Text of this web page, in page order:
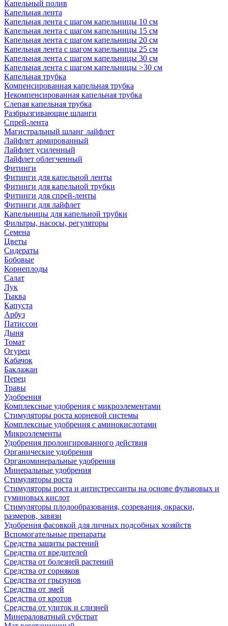
Капельный полив
Капельная лента
Капельная лента с шагом капельницы 10 см
Капельная лента с шагом капельницы 15 см
Капельная лента с шагом капельницы 20 см
Капельная лента с шагом капельницы 25 см
Капельная лента с шагом капельницы 30 см
Капельная лента с шагом капельницы >30 см
Капельная трубка
Компенсированная капельная трубка
Некомпенсированная капельная трубка
Слепая капельная трубка
Разбрызгивающие шланги
Спрей-лента
Магистральный шланг лайфлет
Лайфлет армированный
Лайфлет усиленный
Лайфлет облегченный
Фитинги
Фитинги для капельной ленты
Фитинги для капельной трубки
Фитинги для спрей-ленты
Фитинги для лайфлет
Капельницы для капельной трубки
Фильтры, насосы, регуляторы
Семена
Цветы
Сидераты
Бобовые
Корнеплоды
Салат
Лук
Тыква
Капуста
Арбуз
Патиссон
Дыня
Томат
Огурец
Кабачок
Баклажан
Перец
Травы
Удобрения
Комплексные удобрения с микроэлементами
Стимуляторы роста корневой системы
Комплексные удобрения с аминокислотами
Микроэлементы
Удобрения пролонгированного действия
Органические удобрения
Органоминеральные удобрения
Минеральные удобрения
Стимуляторы роста
Стимуляторы роста и антистрессанты на основе фульвовых и
гуминовых кислот
Стимуляторы плодообразования, созревания, окраски,
размеров, завязи
Удобрения фасовкой для личных подсобных хозяйств
Вспомогательные препараты
Средства защиты растений
Средства от вредителей
Средства от болезней растений
Средства от сорняков
Средства от грызунов
Средства от змей
Средства от кротов
Средства от улиток и слизней
Минераловатный субстрат